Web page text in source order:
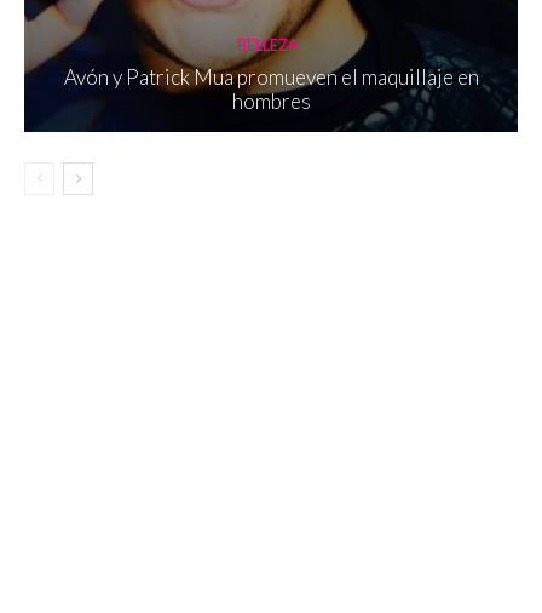
BELLEZA
Avón y Patrick Mua promueven el maquillaje en
hombres